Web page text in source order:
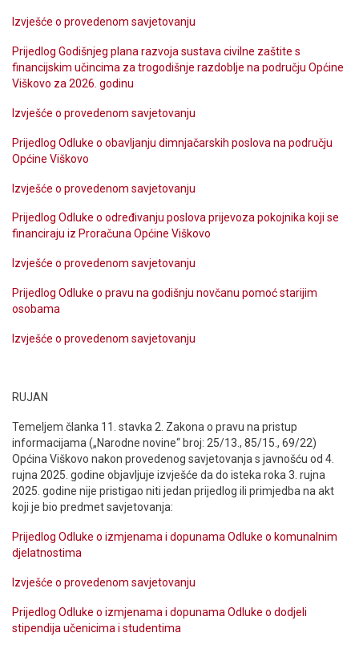
Izvješće o provedenom savjetovanju
Prijedlog Godišnjeg plana razvoja sustava civilne zaštite s
financijskim učincima za trogodišnje razdoblje na području Općine
Viškovo za 2026. godinu
Izvješće o provedenom savjetovanju
Prijedlog Odluke o obavljanju dimnjačarskih poslova na području
Općine Viškovo
Izvješće o provedenom savjetovanju
Prijedlog Odluke o određivanju poslova prijevoza pokojnika koji se
financiraju iz Proračuna Općine Viškovo
Izvješće o provedenom savjetovanju
Prijedlog Odluke o pravu na godišnju novčanu pomoć starijim
osobama
Izvješće o provedenom savjetovanju
RUJAN
Temeljem članka 11. stavka 2. Zakona o pravu na pristup
informacijama („Narodne novine“ broj: 25/13., 85/15., 69/22)
Općina Viškovo nakon provedenog savjetovanja s javnošću od 4.
rujna 2025. godine objavljuje izvješće da do isteka roka 3. rujna
2025. godine nije pristigao niti jedan prijedlog ili primjedba na akt
koji je bio predmet savjetovanja:
Prijedlog Odluke o izmjenama i dopunama Odluke o komunalnim
djelatnostima
Izvješće o provedenom savjetovanju
Prijedlog Odluke o izmjenama i dopunama Odluke o dodjeli
stipendija učenicima i studentima